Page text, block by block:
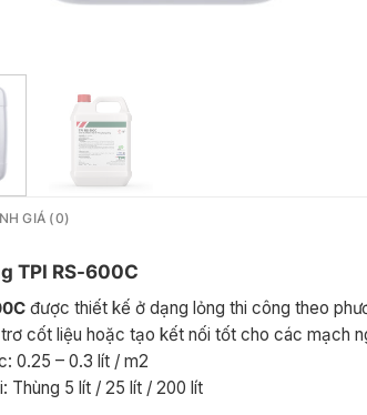
GIÁ (0)
TPI RS-600C
được thiết kế ở dạng lỏng thi công theo
trơ cốt liệu hoặc tạo kết nối tốt cho các mạch
0.25 – 0.3 lít / m2
Thùng 5 lít / 25 lít / 200 lít